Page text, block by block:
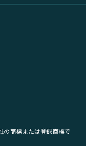
の商標または登録商標で